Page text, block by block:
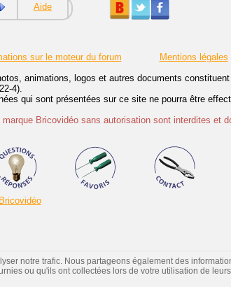
Aide
sur le moteur du forum
Mentions légales
animations, logos et autres documents
4).
qui sont présentées sur ce site ne pourra être
Bricovidéo sans autorisation sont interdites et
notre trafic. Nous partageons également des
ou qu'ils ont collectées lors de votre utilisation de leurs